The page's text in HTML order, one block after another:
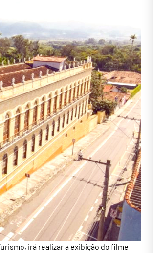
irá realizar a exibição do filme